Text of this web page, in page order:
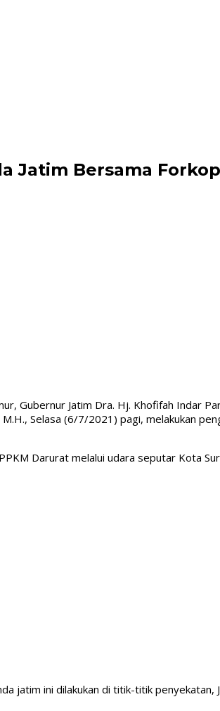
Jatim Bersama
Gubernur Jatim Dra. Hj. Khofifah Indar
Selasa (6/7/2021) pagi, melakukan
Darurat melalui udara seputar Kota
jatim ini dilakukan di titik-titik